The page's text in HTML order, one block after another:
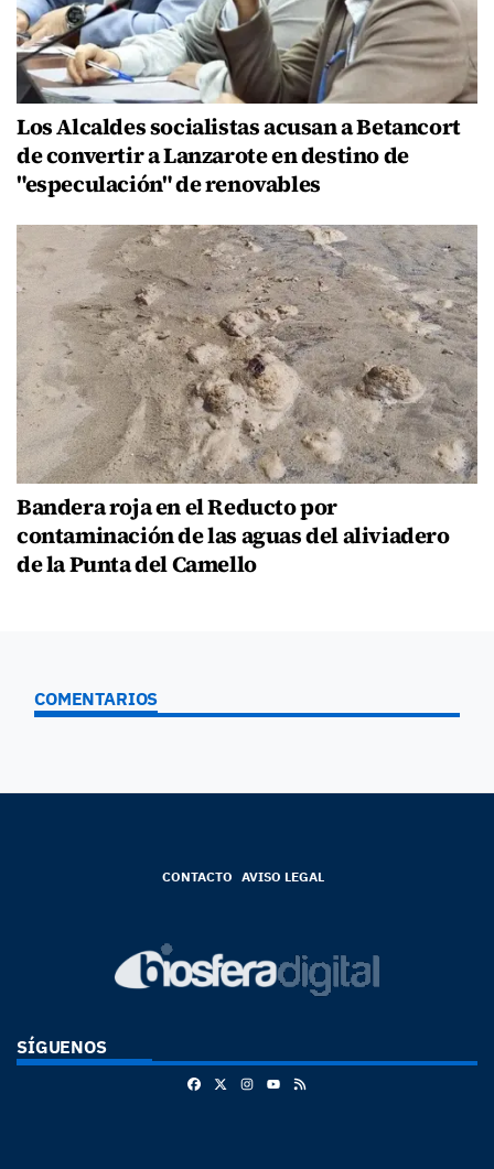
Los Alcaldes socialistas acusan a Betancort
de convertir a Lanzarote en destino de
"especulación" de renovables
Bandera roja en el Reducto por
contaminación de las aguas del aliviadero
de la Punta del Camello
COMENTARIOS
CONTACTO AVISO LEGAL
SÍGUENOS
FacebookInstagram